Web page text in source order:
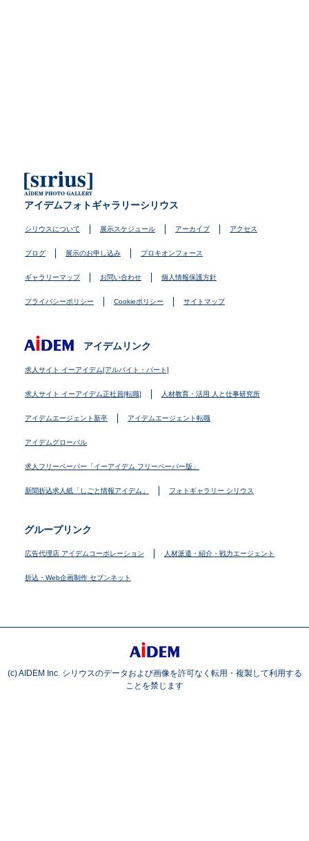
アイデムフォトギャラリーシリウス
シリウスについて 展示スケジュール アーカイブ アクセス
ブログ 展示のお申し込み プロキオンフォース
ギャラリーマップ お問い合わせ 個人情報保護方針
プライバシーポリシー Cookieポリシー サイトマップ
アイデムリンク
求人サイト イーアイデム[アルバイト・パート]
求人サイト イーアイデム正社員[転職] 人材教育・活用 人と仕事研究所
アイデムエージェント新卒 アイデムエージェント転職
アイデムグローバル
求人フリーペーパー「イーアイデム フリーペーパー版」
新聞折込求人紙「しごと情報アイデム」 フォトギャラリー シリウス
グループリンク
広告代理店 アイデムコーポレーション 人材派遣・紹介・戦力エージェント
折込・Web企画制作 セブンネット
(c) AIDEM Inc. シリウスのデータおよび画像を許可なく転用・複製して利用する
ことを禁じます